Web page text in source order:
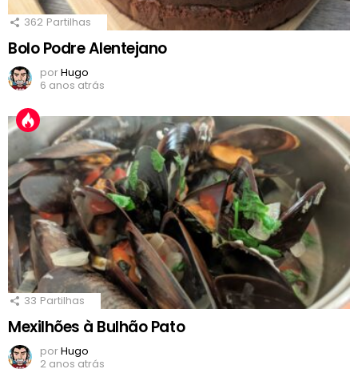
362 Partilhas
Bolo Podre Alentejano
porHugo
6 anos atrás
33 Partilhas
Mexilhões à Bulhão Pato
porHugo
2 anos atrás